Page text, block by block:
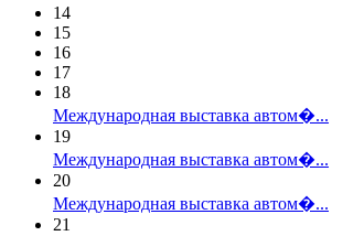
14
15
16
17
18
Международная выставка автом�...
19
Международная выставка автом�...
20
Международная выставка автом�...
21